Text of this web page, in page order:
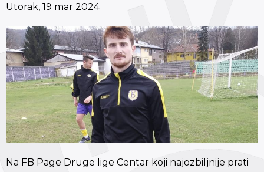
Utorak, 19 mar 2024
Na FB Page Druge lige Centar koji najozbiljnije prati